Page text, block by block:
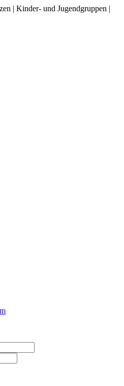
| Kinder- und Jugendgruppen |